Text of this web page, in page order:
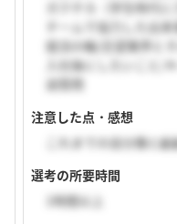
ガクチカ（学生時代
チームで協力した出来
就活の軸/志望業界と
入社後にしたいこと/
逆質問
注意した点・感想
これまでの自分像と
選考の所要時間
1時間以上